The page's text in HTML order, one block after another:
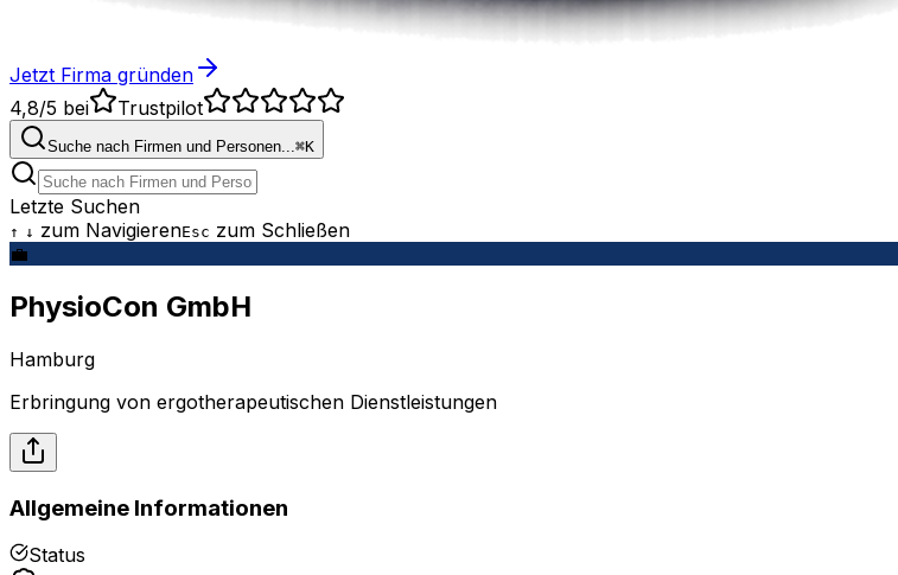
Jetzt Firma gründen
4,8/5 bei Trustpilot
Suche nach Firmen und Personen...⌘K
Letzte Suchen
↑ ↓ zum NavigierenEsc zum Schließen
💼
PhysioCon GmbH
Hamburg
Erbringung von ergotherapeutischen Dienstleistungen
Allgemeine Informationen
Status